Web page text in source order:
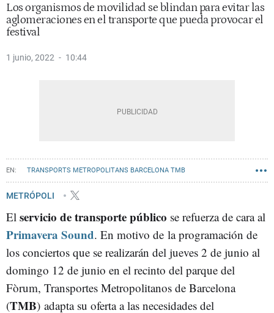
Los organismos de movilidad se blindan para evitar las
aglomeraciones en el transporte que pueda provocar el
festival
1 junio, 2022 10:44
TRANSPORTS METROPOLITANS BARCELONA TMB
METRO BARCELONA
METRÓPOLI
El servicio de transporte público se refuerza de cara al
Primavera Sound. En motivo de la programación de
los conciertos que se realizarán del jueves 2 de junio al
domingo 12 de junio en el recinto del parque del
Fòrum, Transportes Metropolitanos de Barcelona
(TMB) adapta su oferta a las necesidades del